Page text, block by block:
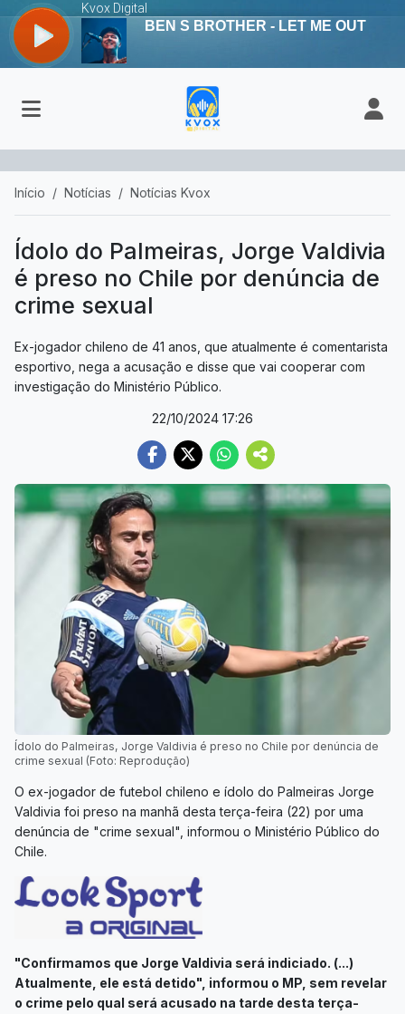
Início Notícias Notícias Kvox
Ídolo do Palmeiras, Jorge Valdivia
é preso no Chile por denúncia de
crime sexual
Ex-jogador chileno de 41 anos, que atualmente é comentarista
esportivo, nega a acusação e disse que vai cooperar com
investigação do Ministério Público.
22/10/2024 17:26
Ídolo do Palmeiras, Jorge Valdivia é preso no Chile por denúncia de
crime sexual (Foto: Reprodução)
O ex-jogador de futebol chileno e ídolo do Palmeiras Jorge
Valdivia foi preso na manhã desta terça-feira (22) por uma
denúncia de "crime sexual", informou o Ministério Público do
Chile.
"Confirmamos que Jorge Valdivia será indiciado. (...)
Atualmente, ele está detido", informou o MP, sem revelar
o crime pelo qual será acusado na tarde desta terça-